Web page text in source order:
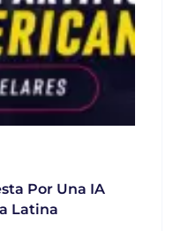
Por Una IA
Latina